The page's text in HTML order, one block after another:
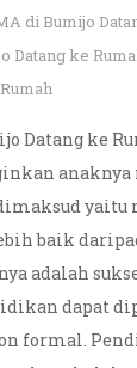
di Bumijo
Datang ke
Datang ke
anaknya
baik
adalah
dapat
formal.